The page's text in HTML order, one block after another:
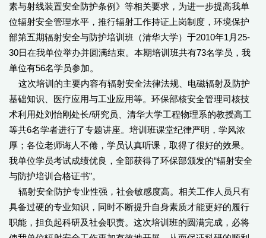
素与射线装置安全防护条例》等相关要求，为进一步提高我单
位辐射安全管理水平，推行辐射工作持证上岗制度，环境保护
部第五期辐射安全与防护培训班（清华大学）于2010年1月25-
30日在我单位举办并圆满结束。本期培训班共有73名学员，我
单位有56名学员参加。
这次培训的主要内容有辐射安全法律法规、电磁辐射及防护
基础知识、医疗应用与工业应用等。环保部核安全管理司核技
术利用处刘怡刚处长/研究员、清华大学工程物理系的教授高工
等共6名学者进行了专题讲座。培训班课堂纪律严明，学风浓
厚；各位老师诲人不倦，学员认真听课，取得了很好的效果。
我单位学员考试成绩优良，全部获得了环保部颁发的“辐射安全
与防护培训合格证书”。
辐射安全防护专业性强，社会敏感度高。相关工作人员只有
具备过硬的专业知识，同时不断提升自身素质才能更好的履行
职能，担负起科研及社会职责。这次培训班的圆满完成，必将